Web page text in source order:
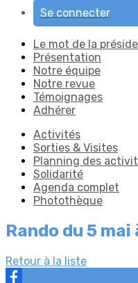
Se connecter
Le mot de la
Présentation
Notre équipe
Notre revue
Témoignages
Adhérer
Activités
Sorties & Visites
Planning des
Solidarité
Agenda complet
Photothèque
Rando du 5
Retour à la liste